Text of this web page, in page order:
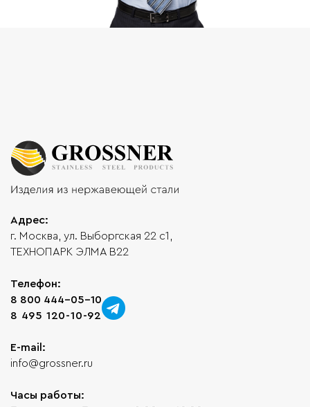
Адрес:
г. Москва, ул. Выборгская 22 с1,
ТЕХНОПАРК ЭЛМА В22
Телефон:
8 800 444-05-10
8 495 120-10-92
E-mail:
info@grossner.ru
Часы работы: